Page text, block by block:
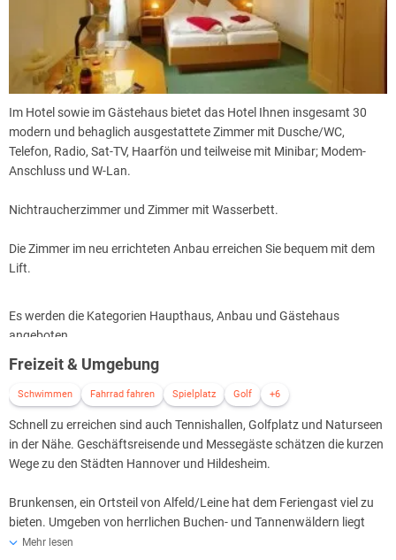
Im Hotel sowie im Gästehaus bietet das Hotel Ihnen insgesamt 30
modern und behaglich ausgestattete Zimmer mit Dusche/WC,
Telefon, Radio, Sat-TV, Haarfön und teilweise mit Minibar; Modem-
Anschluss und W-Lan.
Nichtraucherzimmer und Zimmer mit Wasserbett.
Die Zimmer im neu errichteten Anbau erreichen Sie bequem mit dem
Lift.
Es werden die Kategorien Haupthaus, Anbau und Gästehaus
angeboten.
Freizeit & Umgebung
Schwimmen Fahrrad fahren Spielplatz Golf +6
Schnell zu erreichen sind auch Tennishallen, Golfplatz und Naturseen
in der Nähe. Geschäftsreisende und Messegäste schätzen die kurzen
Wege zu den Städten Hannover und Hildesheim.
Brunkensen, ein Ortsteil von Alfeld/Leine hat dem Feriengast viel zu
bieten. Umgeben von herrlichen Buchen- und Tannenwäldern liegt
das Dorf in einem Tal, dass von einem munteren Bach, der Glene,
Mehr lesen